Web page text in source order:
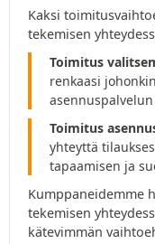
Kaksi
tekemisen
Toimitus
renkaasi
Toimitus
yhteyttä
tapaamisen ja
Kumppaneidemme
tekemisen
kätevimmän